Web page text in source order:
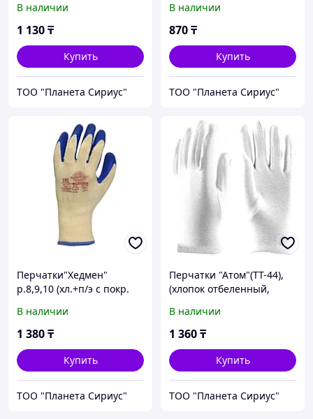
7,8,9,10,11,кратно 12 пар
(х12х120)
В наличии
1 130₸
Купить
ТОО "Планета Сириус"
В наличии
870₸
Купить
ТОО "Планета Сириус"
Перчатки"Хедмен"
р.8,9,10 (хл.+п/э с покр.
вязки) уп. 360п
В наличии
1 380₸
Купить
ТОО "Планета Сириус"
Перчатки "Атом"(TТ-44),
(хлопок отбеленный,
В наличии
1 360₸
Купить
ТОО "Планета Сириус"